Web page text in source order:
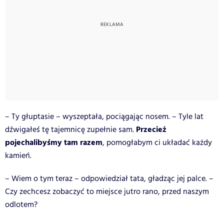
– Ty głuptasie – wyszeptała, pociągając nosem. – Tyle lat
dźwigałeś tę tajemnicę zupełnie sam. Przecież
pojechalibyśmy tam razem, pomogłabym ci układać każdy
kamień.
– Wiem o tym teraz – odpowiedział tata, gładząc jej palce. –
Czy zechcesz zobaczyć to miejsce jutro rano, przed naszym
odlotem?